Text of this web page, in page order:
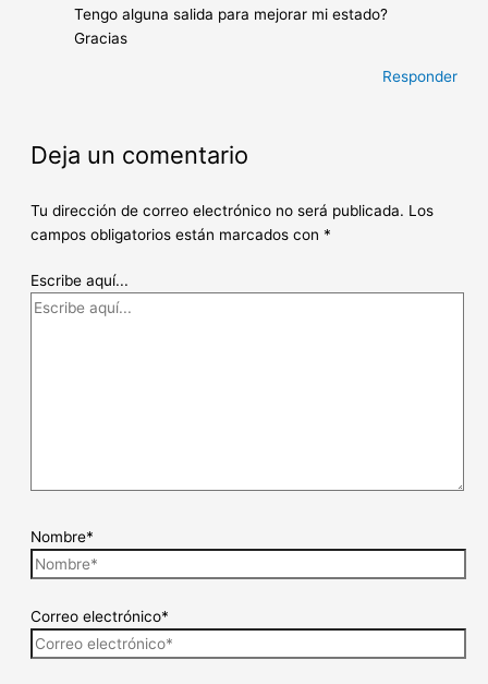
Tengo alguna salida para mejorar mi estado?
Gracias
Responder
Deja un comentario
Tu dirección de correo electrónico no será publicada. Los
campos obligatorios están marcados con *
Escribe aquí...
Nombre*
Correo electrónico*